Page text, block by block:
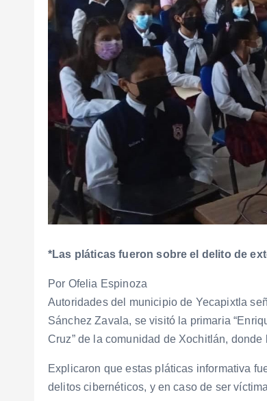
*Las pláticas fueron sobre el delito de
Por Ofelia Espinoza
Autoridades del municipio de Yecapixtla
Sánchez Zavala, se visitó la primaria
Cruz” de la comunidad de Xochitlán,
Explicaron que estas pláticas informativa
delitos cibernéticos, y en caso de ser